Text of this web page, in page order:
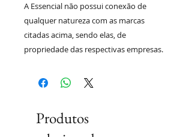
A Essencial não possui conexão de
qualquer natureza com as marcas
citadas acima, sendo elas, de
propriedade das respectivas empresas.
Produtos